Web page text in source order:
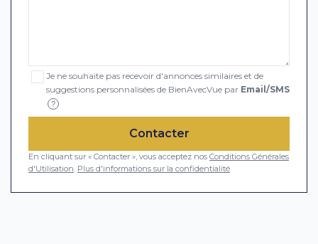
Je ne souhaite pas recevoir d'annonces similaires et de
suggestions personnalisées de BienAvecVue par Email/SMS
?
Contacter
En cliquant sur « Contacter », vous acceptez nos Conditions Générales
d'Utilisation Plus d'informations sur la confidentialité